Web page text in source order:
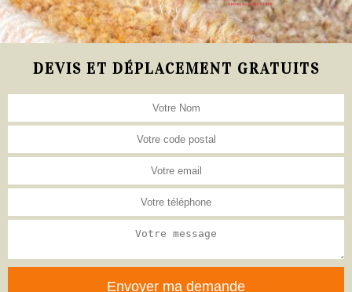
DEVIS ET DÉPLACEMENT GRATUITS